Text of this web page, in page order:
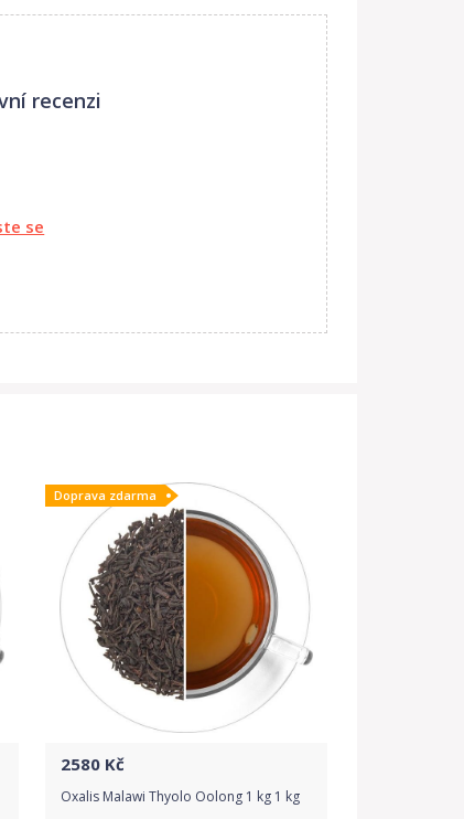
recenzi
se
Doprava zdarma
2580 Kč
Oxalis Malawi Thyolo Oolong 1 kg 1 kg